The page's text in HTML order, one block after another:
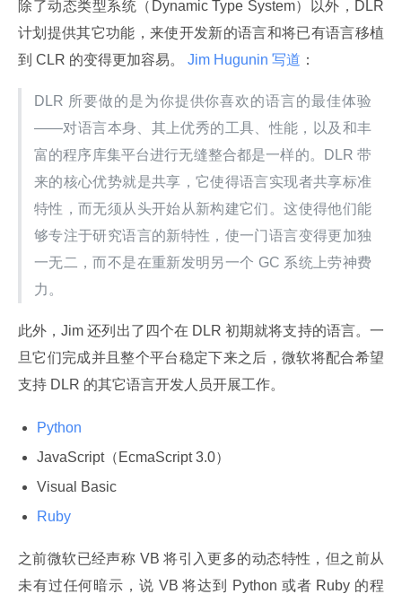
除了动态类型系统（Dynamic Type System）以外，DLR
计划提供其它功能，来使开发新的语言和将已有语言移植
到 CLR 的变得更加容易。
Jim Hugunin 写道 ：
DLR 所要做的是为你提供你喜欢的语言的最佳体验
——对语言本身、其上优秀的工具、性能，以及和丰
富的程序库集平台进行无缝整合都是一样的。DLR 带
来的核心优势就是共享，它使得语言实现者共享标准
特性，而无须从头开始从新构建它们。这使得他们能
够专注于研究语言的新特性，使一门语言变得更加独
一无二，而不是在重新发明另一个 GC 系统上劳神费
力。
此外，Jim 还列出了四个在 DLR 初期就将支持的语言。一
旦它们完成并且整个平台稳定下来之后，微软将配合希望
支持 DLR 的其它语言开发人员开展工作。
Python
JavaScript（EcmaScript 3.0）
Visual Basic
Ruby
之前微软已经声称 VB 将引入更多的动态特性，但之前从
未有过任何暗示，说 VB 将达到 Python 或者 Ruby 的程